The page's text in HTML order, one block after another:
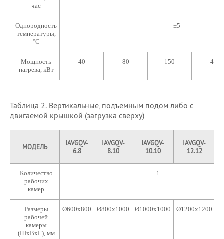
час
Однородность
температуры,
°C
±5
Мощность
нагрева, кВт
40 80 150 480
Таблица 2. Вертикальные, подъемным подом либо с
двигаемой крышкой (загрузка сверху)
МОДЕЛЬ
IAVGQV-
6.8
IAVGQV-
8.10
IAVGQV-
10.10
IAVGQV-
12.12
Количество
рабочих
камер
1
Размеры
рабочей
камеры
(ШхВхГ), мм
Ø600х800 Ø800х1000 Ø1000х1000 Ø1200х1200